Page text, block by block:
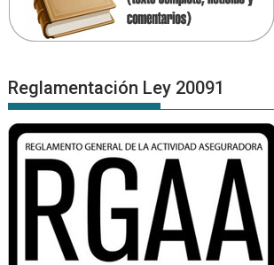
Reglamentación Ley 20091